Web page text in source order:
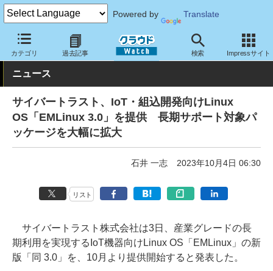
Powered by Translate
カテゴリ 過去記事 検索 Impressサイト
クラウド Watch サービス・ソフト ソフトウェア OS
ニュース
サイバートラスト、IoT・組込開発向けLinux
OS「EMLinux 3.0」を提供 長期サポート対象パ
ッケージを大幅に拡大
石井 一志 2023年10月4日 06:30
リスト
サイバートラスト株式会社は3日、産業グレードの長
期利用を実現するIoT機器向けLinux OS「EMLinux」の新
版「同 3.0」を、10月より提供開始すると発表した。